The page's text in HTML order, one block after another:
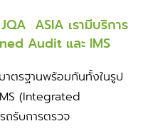
ASIA เรามีบริการ
Audit และ IMS
าตรฐานพร้อมกันทั้งในรูป
(Integrated
ถรับการตรวจ